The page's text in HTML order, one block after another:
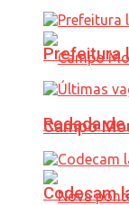
Campo
Prefeitura
Rodada
Codecam